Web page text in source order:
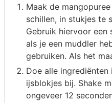
Maak de
schillen, in stukjes te
Gebruik hiervoor
als je een muddler
gebruiken. Als het
Doe alle ingrediënten
ijsblokjes bij. Shake
ongeveer 12